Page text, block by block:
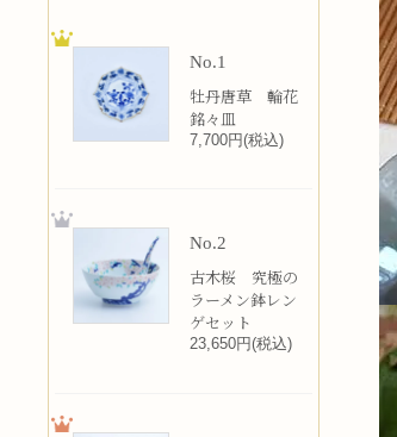
No.1
牡丹唐草 輪花
銘々皿
7,700円(税込)
No.2
古木桜 究極の
ラーメン鉢レン
ゲセット
23,650円(税込)